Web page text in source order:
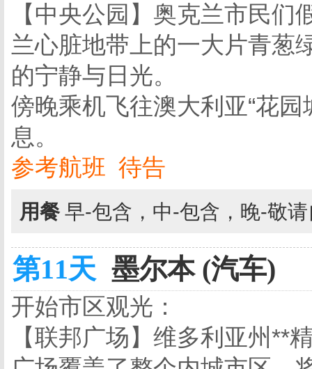
【中央公园】奥克兰市民
兰心脏地带上的一大片青葱
的宁静与日光。
傍晚乘机飞往澳大利亚“花
息。
参考航班 待告
用餐 早-包含，中-包含，晚-敬
第11天 墨尔本 (汽车)
开始市区观光：
【联邦广场】维多利亚州**